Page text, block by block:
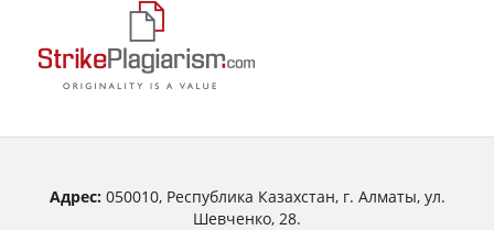
Адрес:050010, Республика Казахстан, г. Алматы, ул.
Шевченко, 28.